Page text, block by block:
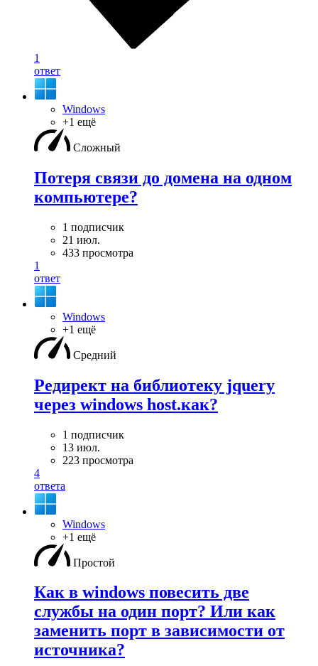
1
ответ
Windows
+1 ещё
Сложный
Потеря связи до домена на одном
компьютере?
1 подписчик
21 июл.
433 просмотра
1
ответ
Windows
+1 ещё
Средний
Редирект на библиотеку jquery
через windows host.как?
1 подписчик
13 июл.
223 просмотра
4
ответа
Windows
+1 ещё
Простой
Как в windows повесить две
службы на один порт? Или как
заменить порт в зависимости от
источника?